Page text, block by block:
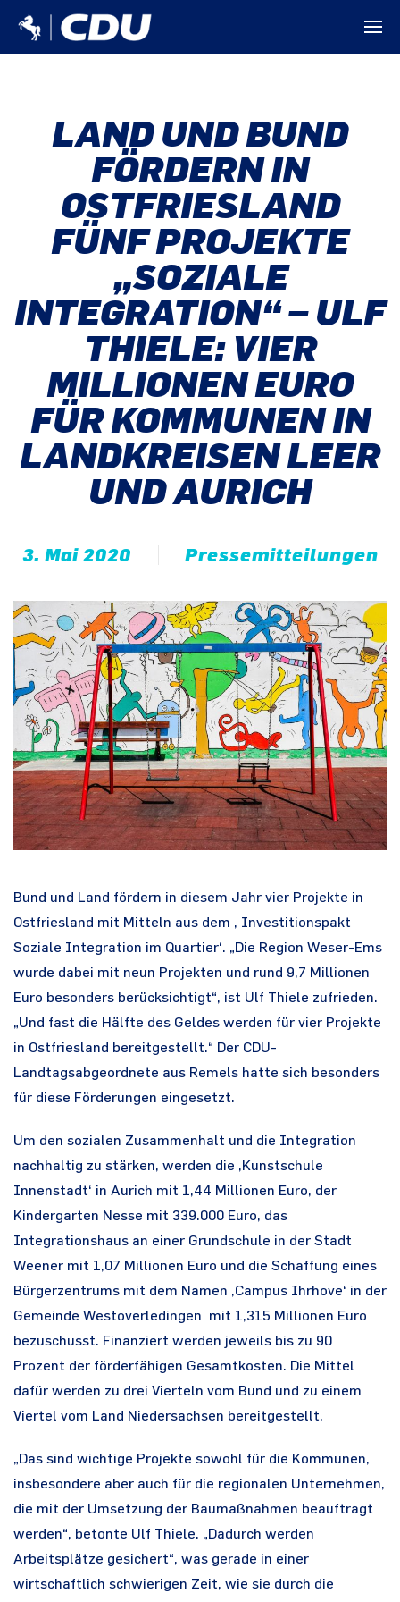
LAND UND BUND
FÖRDERN IN
OSTFRIESLAND
FÜNF PROJEKTE
„SOZIALE
INTEGRATION“ – ULF
THIELE: VIER
MILLIONEN EURO
FÜR KOMMUNEN IN
LANDKREISEN LEER
UND AURICH
3. Mai 2020 Pressemitteilungen
Bund und Land fördern in diesem Jahr vier Projekte in
Ostfriesland mit Mitteln aus dem ‚ Investitionspakt
Soziale Integration im Quartier‘. „Die Region Weser-Ems
wurde dabei mit neun Projekten und rund 9,7 Millionen
Euro besonders berücksichtigt“, ist Ulf Thiele zufrieden.
„Und fast die Hälfte des Geldes werden für vier Projekte
in Ostfriesland bereitgestellt.“ Der CDU-
Landtagsabgeordnete aus Remels hatte sich besonders
für diese Förderungen eingesetzt.
Um den sozialen Zusammenhalt und die Integration
nachhaltig zu stärken, werden die ‚Kunstschule
Innenstadt‘ in Aurich mit 1,44 Millionen Euro, der
Kindergarten Nesse mit 339.000 Euro, das
Integrationshaus an einer Grundschule in der Stadt
Weener mit 1,07 Millionen Euro und die Schaffung eines
Bürgerzentrums mit dem Namen ‚Campus Ihrhove‘ in der
Gemeinde Westoverledingen mit 1,315 Millionen Euro
bezuschusst. Finanziert werden jeweils bis zu 90
Prozent der förderfähigen Gesamtkosten. Die Mittel
dafür werden zu drei Vierteln vom Bund und zu einem
Viertel vom Land Niedersachsen bereitgestellt.
„Das sind wichtige Projekte sowohl für die Kommunen,
insbesondere aber auch für die regionalen Unternehmen,
die mit der Umsetzung der Baumaßnahmen beauftragt
werden“, betonte Ulf Thiele. „Dadurch werden
Arbeitsplätze gesichert“, was gerade in einer
wirtschaftlich schwierigen Zeit, wie sie durch die